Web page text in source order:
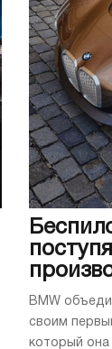
BMW
своим
который она